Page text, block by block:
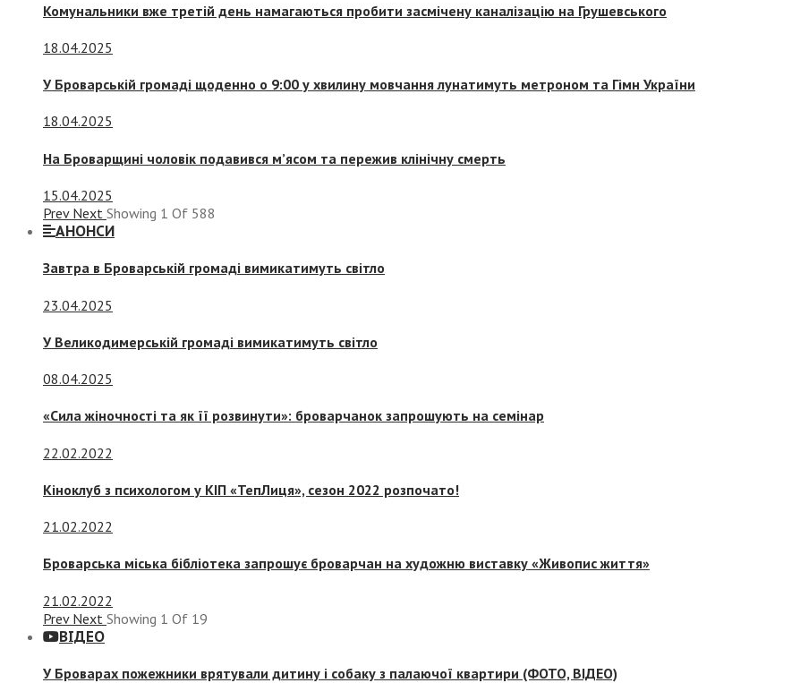
Комунальники вже третій день намагаються пробити засмічену каналізацію на Грушевського
18.04.2025
У Броварській громаді щоденно о 9:00 у хвилину мовчання лунатимуть метроном та Гімн України
18.04.2025
На Броварщині чоловік подавився м’ясом та пережив клінічну смерть
15.04.2025
Prev Next Showing 1 Of 588
АНОНСИ
Завтра в Броварській громаді вимикатимуть світло
23.04.2025
У Великодимерській громаді вимикатимуть світло
08.04.2025
«Сила жіночності та як її розвинути»: броварчанок запрошують на семінар
22.02.2022
Кіноклуб з психологом у КІП «ТепЛиця», сезон 2022 розпочато!
21.02.2022
Броварська міська бібліотека запрошує броварчан на художню виставку «Живопис життя»
21.02.2022
Prev Next Showing 1 Of 19
ВІДЕО
У Броварах пожежники врятували дитину і собаку з палаючої квартири (ФОТО, ВІДЕО)